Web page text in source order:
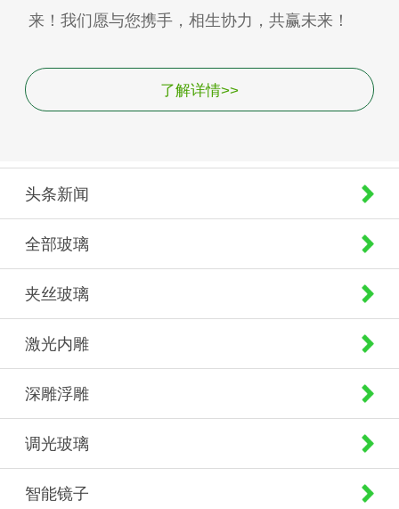
来！我们愿与您携手，相生协力，共赢未来！
了解详情>>
头条新闻
全部玻璃
夹丝玻璃
激光内雕
深雕浮雕
调光玻璃
智能镜子